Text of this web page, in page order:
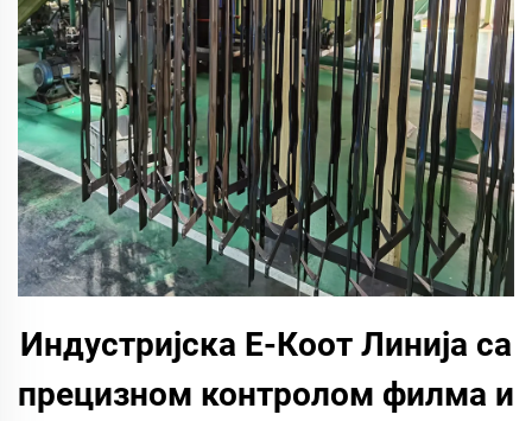
Индустријска Е-Коот Линија са
прецизном контролом филма и